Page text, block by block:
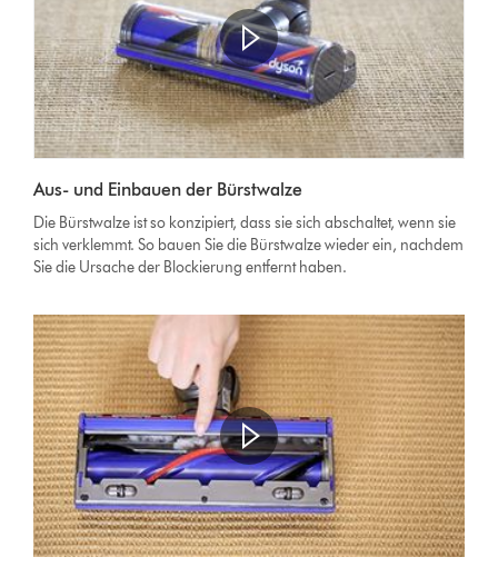
Transcript
Video-
Transkript
Aus- und Einbauen der Bürstwalze
Die Bürstwalze ist so konzipiert, dass sie sich abschaltet, wenn sie
sich verklemmt. So bauen Sie die Bürstwalze wieder ein, nachdem
Sie die Ursache der Blockierung entfernt haben.
Video-
Transkript